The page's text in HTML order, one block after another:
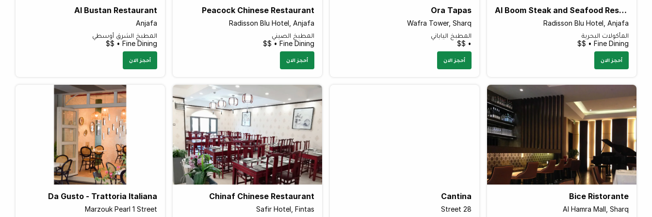
Al Boom Steak and Seafood Restaurant
Radisson Blu Hotel, Anjafa
المأكولات البحرية
Fine Dining • $$
أحجز الان
Ora Tapas
Wafra Tower, Sharq
المطبخ الياباني
• $$
أحجز الان
Peacock Chinese Restaurant
Radisson Blu Hotel, Anjafa
المطبخ الصيني
Fine Dining • $$
أحجز الان
Al Bustan Restaurant
Anjafa
المطبخ الشرق أوسطي
Fine Dining • $$
أحجز الان
Bice Ristorante
Al Hamra Mall, Sharq
Cantina
Street 28
Chinaf Chinese Restaurant
Safir Hotel, Fintas
Da Gusto - Trattoria Italiana
Marzouk Pearl 1 Street